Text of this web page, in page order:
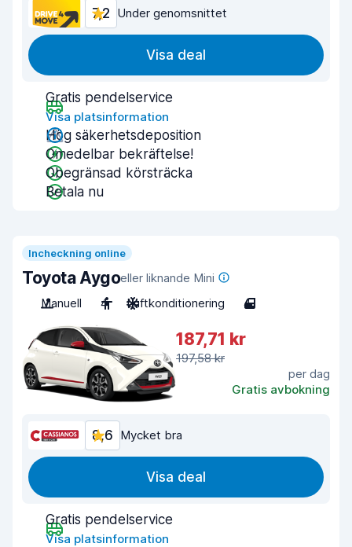
7,2 Under genomsnittet
Visa deal
Gratis pendelservice
Visa platsinformation
Hög säkerhetsdeposition
Omedelbar bekräftelse!
Obegränsad körsträcka
Betala nu
Incheckning online
Toyota Aygoeller liknande Mini
Manuell
4 Luftkonditionering 4
187,71 kr
197,58 kr
per dag
Gratis avbokning
8,6 Mycket bra
Visa deal
Gratis pendelservice
Visa platsinformation